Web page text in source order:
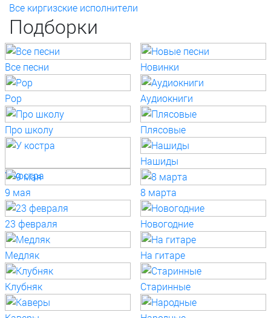
Все киргизские исполнители
Подборки
Все песни Новинки
Pop Аудиокниги
Про школу Плясовые
У костра
Нашиды
9 мая 8 марта
23 февраля Новогодние
Медляк На гитаре
Клубняк Старинные